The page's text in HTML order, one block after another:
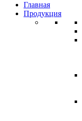
Главная
Продукция